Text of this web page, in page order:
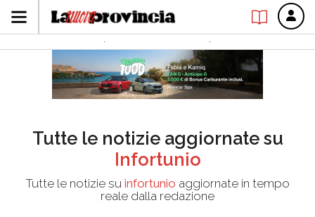
Tutte le notizie aggiornate su
Infortunio
Tutte le notizie su infortunio aggiornate in tempo
reale dalla redazione